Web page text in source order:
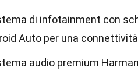
di infotainment con
Auto per una
audio premium